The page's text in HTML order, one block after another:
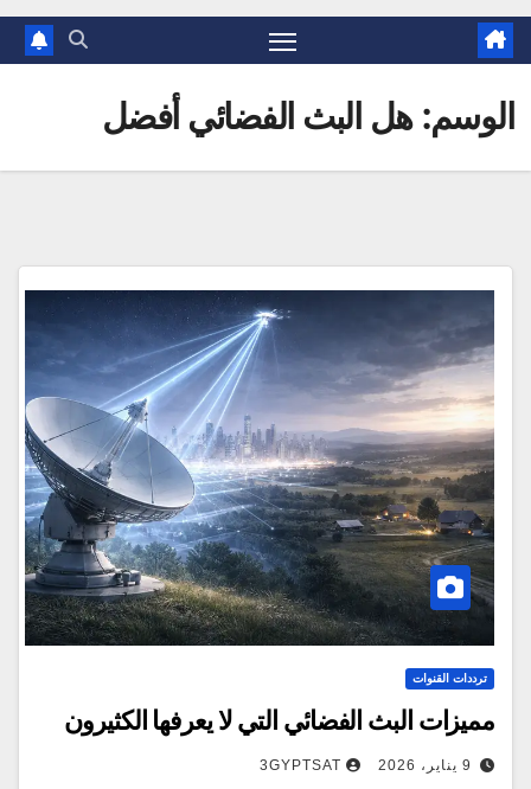
الوسم:هل البث الفضائي أفضل
ترددات القنوات
مميزات البث الفضائي التي لا يعرفها الكثيرون
9 يناير، 2026 3GYPTSAT